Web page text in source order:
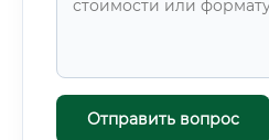
Отправить вопрос